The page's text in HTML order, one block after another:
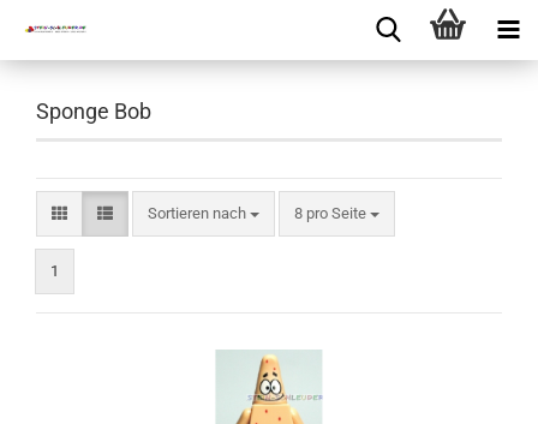
Sponge Bob
Sortieren nach 8 pro Seite
1